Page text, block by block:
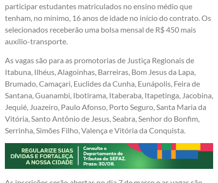
participar estudantes matriculados no ensino médio que
tenham, no mínimo, 16 anos de idade no início do contrato. Os
selecionados receberão uma bolsa mensal de R$ 450 mais
auxílio-transporte.
As vagas são para as promotorias de Justiça Regionais de
Itabuna, Ilhéus, Alagoinhas, Barreiras, Bom Jesus da Lapa,
Brumado, Camaçari, Euclides da Cunha, Eunápolis, Feira de
Santana, Guanambi, Ibotirama, Itaberaba, Itapetinga, Jacobina,
Jequié, Juazeiro, Paulo Afonso, Porto Seguro, Santa Maria da
Vitória, Santo Antônio de Jesus, Seabra, Senhor do Bonfim,
Serrinha, Simões Filho, Valença e Vitória da Conquista.